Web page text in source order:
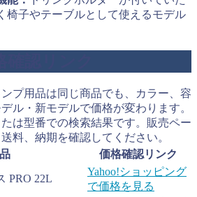
椅子やテーブルとして使えるモデル
プ用品は同じ商品でも、カラー、容
ル・新モデルで価格が変わります。
は型番での検索結果です。販売ペー
料、納期を確認してください。
価格確認リンク
PRO 22L
Yahoo!ショッピング
で価格を見る